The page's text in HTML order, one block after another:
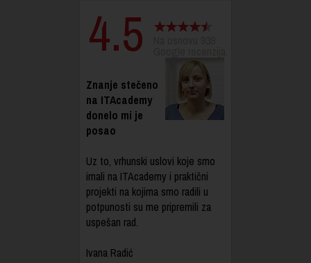
4.5
Znanje stečeno
na ITAcademy
donelo mi je
posao
Uz to, vrhunski uslovi koje smo
imali na ITAcademy i praktični
projekti na kojima smo radili u
potpunosti su me pripremili za
uspešan rad.
Ivana Radić